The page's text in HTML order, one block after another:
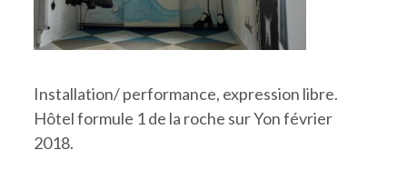
Installation/ performance, expression libre.
Hôtel formule 1 de la roche sur Yon février
2018.